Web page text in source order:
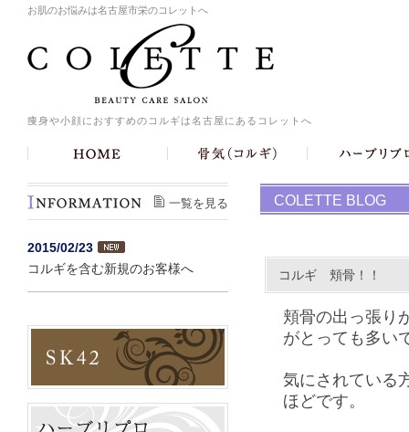
お肌のお悩みは名古屋市栄のコレットへ
痩身や小顔におすすめのコルギは名古屋にあるコレットへ
COLETTE BLOG
コルギ 頬骨！！
頬骨の出っ張り
がとっても多い
気にされている
ほどです。
一覧を見る
2015/02/23
コルギを含む新規のお客様へ